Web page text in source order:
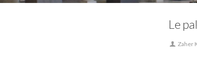
Le
Zaher